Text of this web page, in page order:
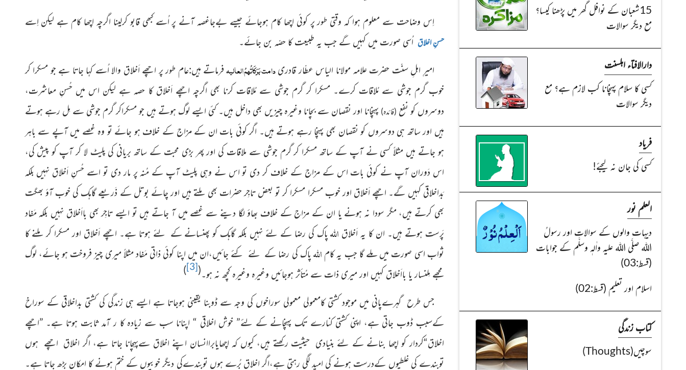
اِس وضاحت سے معلوم ہوا کہ وقتی طور پر کوئی اچھا کام ہوجائے جیسے بےجاغصہ آنے پر اُسے کبھی قابو کرلینا اگرچہ اچھا کام ہے لیکن اِسے
حسنِ اخلاق اُسی صورت میں کہیں گے جب یہ طبیعت کا حصّہ بن جائے۔
امیرِ اہلِ سنّت حضرت علامہ مولانا الیاس عطّار قادریدامت بَرَکَاتُہمُ العالیہفرماتے ہیں:عام طور پر اچھے اَخلاق والا اُسے کہا جاتا ہے جو مسکرا کر
خوب گرم جوشى سے مُلاقات کرے۔ مسکرا کر گرم جوشى سے مُلاقات کرنا بھی اگرچہ اچھے اَخلاق کا حصہ ہے لىکن اس میں حُسنِ معاشرت،
دوسروں کو نفع (فائدہ) پہنچانا اور نقصان سے بچانا وغیرہ چیزیں بھی داخل ہیں۔ کئی ایسے لوگ ہوتے ہیں جو مسکراکر گرم جوشی سے مِل رہے ہوتے
ہیں اور ساتھ ہی دوسروں کو نقصان بھی پہنچا رہے ہوتے ہیں۔ اگر کوئی بات ان کے مزاج کے خلاف ہو جائے تو وہ غصے میں آپے سے باہر
ہو جاتے ہیں مثلاً کسی نے آپ کے ساتھ مسکرا کر گرم جوشی سے ملاقات کی اور پھر بڑی محبت کے ساتھ بریانی کی پلیٹ لا کر آپ کو پیش کی،
اس دَوران آپ نے کوئی بات اس کے مزاج کے خلاف کر دی تو اس نے وہی پلیٹ آپ کے مُنہ پر مار دی تو اسے حُسنِ اَخلاق نہیں بلکہ
بَداخلاقی کہیں گے۔ اچھے اَخلاق اور خوب مسکرا مسکرا کر تو بعض تاجِر حضرات بھی ملتے ہیں اور چائے بوتل کے ذَریعے گاہک کی خوب آؤ بھگت
بھی کرتے ہیں، مگر سودا نہ ہونے یا ان کے مزاج کے خلاف بھاؤ لگا دینے سے غصے میں آ جاتے ہیں تو ایسے تاجِر بھی بااَخلاق نہیں بلکہ مَفاد
پَرست ہوتے ہیں۔ ان کا یہ اَخلاق اللہپاک کی رضا کے لئے نہیں بلکہ گاہک کو پھنسانے کے لئے ہوتا ہے۔ اچھے اَخلاق اور مسکرا کر ملنے کا
ثواب اسی صورت میں ملے گا جب یہ کام اللہ پاک کی رضا کے لئے کئے جائیں،ان میں اپنا کوئی ذاتی مَفاد مثلاً میری چیز فروخت ہو جائے، لوگ
مجھے مِلنسار یا بااَخلاق کہىں اور مىرى ذات سے مُتأثر ہوجائىں وغیرہ وغیرہ کچھ نہ ہو۔(
[3]
)
جس طرح گہرےپانی میں موجود کشتی کامعمولی معمولی سوراخوں کی وجہ سے ڈوبنا یقینی ہوجاتا ہے ایسے ہی زندگی کی کشتی بداخلاقی کے سوراخ
کےسبب ڈوب جاتی ہے، اپنی کشتی کنارے تک پہنچانے کے لئے” خوش اخلاقی “ اپنانا سب سے زیادہ کا ر آمد ثابت ہوتا ہے۔ ”اچھے
اخلاق“کردار کو اچھا بنانے کے لئے بنیادی حیثیت رکھتے ہیں، کیوں کہ اچھایابراانسان اپنے اخلاق سےپہچانا جاتا ہے، اگر اخلاق اچھے ہوں
توبندے کی غلطیوں کےدرست ہونے کی امید لگی رہتی ہے،اگر اخلاق بُرے ہوں توبندےکی دیگر خوبیوں کے ختم ہونے کا امکان بڑھ جاتا ہے۔
15شعبان کے نوافل گھر میں پڑھنا کیسا؟
مع دیگر سوالات
دارالافتاء اہلسنت
کسی کا سلام پہنچانا کب لازم ہے؟ مع
دیگر سوالات
فریاد
کسی کی جان نہ لیجئے!
العلم نور
دیہات والوں کے سوالات اور رسولُ
اللہ صلَّی اللہ علیہ واٰلہٖ وسلَّم کے جوابات
(قسط:03)
اسلام اور تعلیم (قسط:02)
کتاب زندگی
سوچیں(Thoughts)